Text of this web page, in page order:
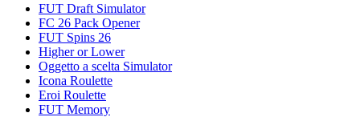
FUT Draft Simulator
FC 26 Pack Opener
FUT Spins 26
Higher or Lower
Oggetto a scelta Simulator
Icona Roulette
Eroi Roulette
FUT Memory